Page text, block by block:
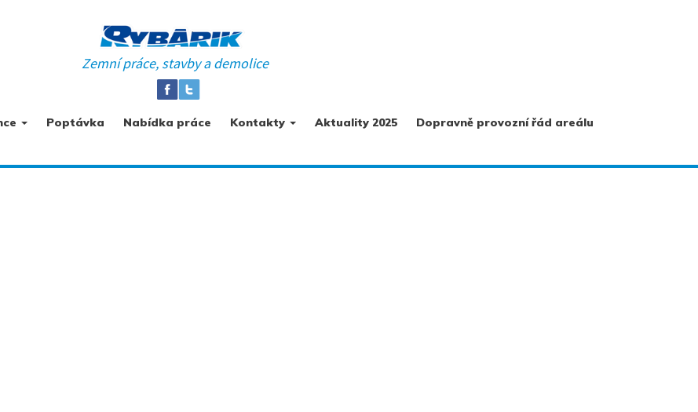
Zemní práce, stavby a demolice
Poptávka Nabídka práce Kontakty Aktuality 2025 Dopravně provozní řád areálu